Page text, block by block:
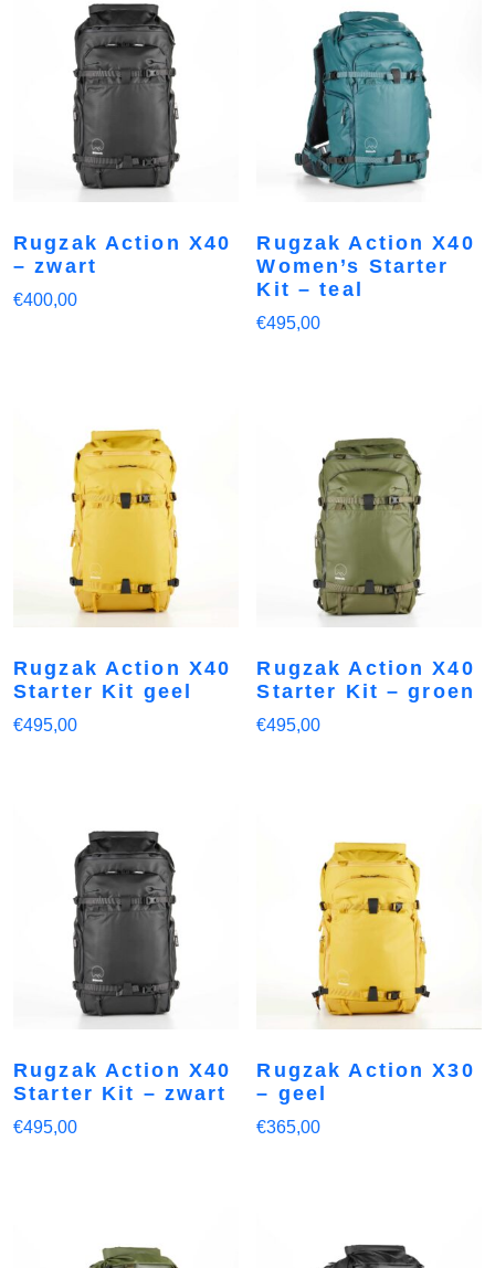
Rugzak Action X40
– zwart
€400,00
Rugzak Action X40
Women’s Starter
Kit – teal
€495,00
Rugzak Action X40
Starter Kit geel
€495,00
Rugzak Action X40
Starter Kit – groen
€495,00
Rugzak Action X40
Starter Kit – zwart
€495,00
Rugzak Action X30
– geel
€365,00